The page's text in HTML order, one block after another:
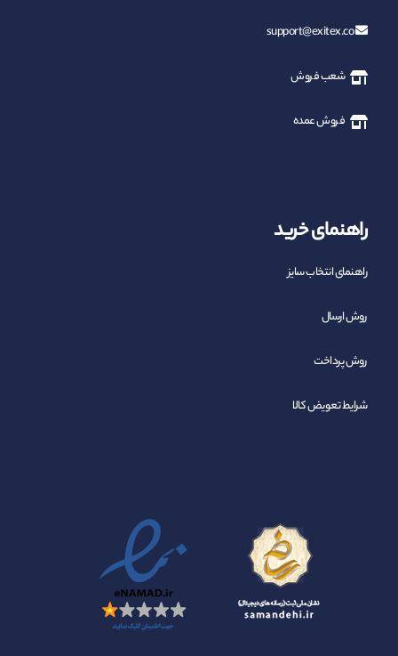
support@exitex.co
شعب فروش
فروش عمده
راهنمای خرید
راهنمای انتخاب سایز
روش ارسال
روش پرداخت
شرایط تعویض کالا